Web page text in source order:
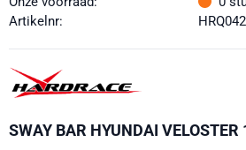
Artikelnr:
SWAY BAR HYUNDAI